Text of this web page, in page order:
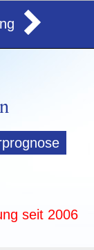
seit 2006